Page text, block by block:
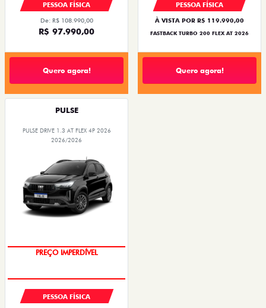
PESSOA FÍSICA
De: R$ 108.990,00
R$ 97.990,00
Quero agora!
PESSOA FÍSICA
À VISTA POR R$ 119.990,00
FASTBACK TURBO 200 FLEX AT 2026
Quero agora!
PULSE
PULSE DRIVE 1.3 AT FLEX 4P 2026
2026/2026
PREÇO IMPERDÍVEL
PESSOA FÍSICA